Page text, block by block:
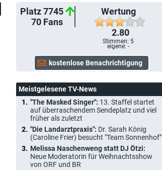
Platz 7745
70 Fans
Wertung
2.80
Stimmen: 5
eigene: -
Meistgelesene TV-News
"The Masked Singer": 13. Staffel startet
auf überraschendem Sendeplatz und viel
früher als zuletzt
"Die Landarztpraxis": Dr. Sarah König
(Caroline Frier) besucht "Team Sonnenhof"
Melissa Naschenweng statt DJ Ötzi:
Neue Moderatorin für Weihnachtsshow
von ORF und BR